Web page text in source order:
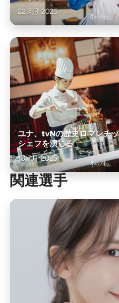
22 7月 2025
ユナ、tvNの歴史ロマンチ
シェフを演じる
18 7月 2025
関連選手